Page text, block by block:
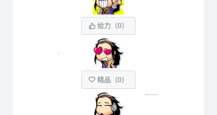
给力（0）
精品（0）